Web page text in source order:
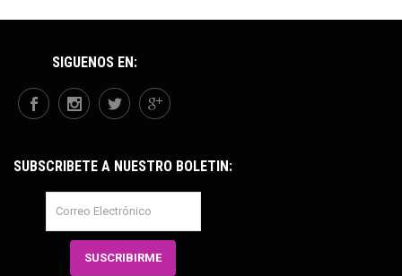
SÍGUENOS EN:
SUBSCRÍBETE A NUESTRO BOLETÍN: